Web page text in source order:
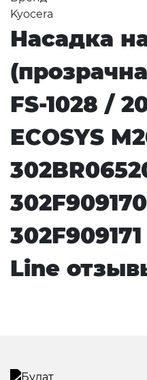
Kyocera
Насадка
FS-1028 /
ECOSYS
Line